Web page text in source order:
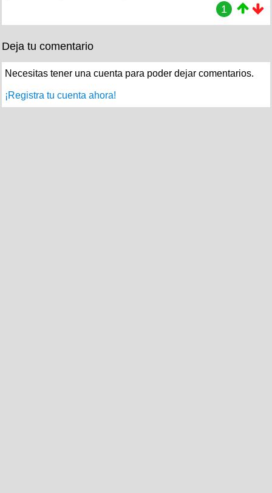
1
Deja tu comentario
Necesitas tener una cuenta para poder dejar comentarios.
¡Registra tu cuenta ahora!